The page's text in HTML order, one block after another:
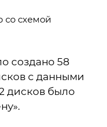
со схемой
создано 58
с данными
дисков было